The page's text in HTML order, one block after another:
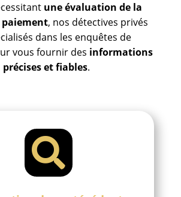
une évaluation de la
paiement, nos détectives privés
dans les enquêtes de
vous fournir des informations
précises et fiables.
